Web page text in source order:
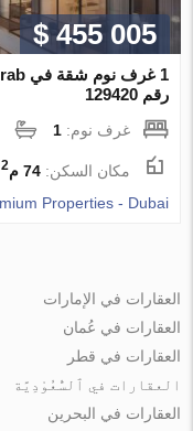
$ 455 005
رقم 129420
غرف نوم:1
مكان السكن:74 م 2
Properties - Dubai
العقارات في الإمارات
العقارات في عُمان
العقارات في قطر
العقارات في ٱلسُّعُوْدِيَّة
العقارات في البحرين